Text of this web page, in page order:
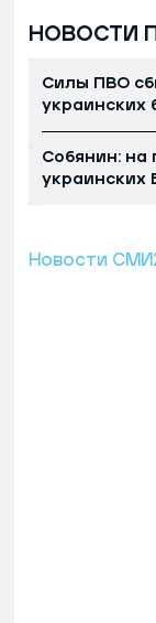
НОВОСТИ
Силы ПВО
украинских
Собянин: на
украинских
Новости